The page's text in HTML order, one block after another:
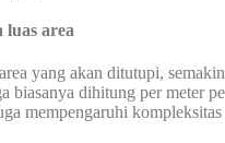
area
yang akan ditutupi,
biasanya dihitung per meter
mempengaruhi